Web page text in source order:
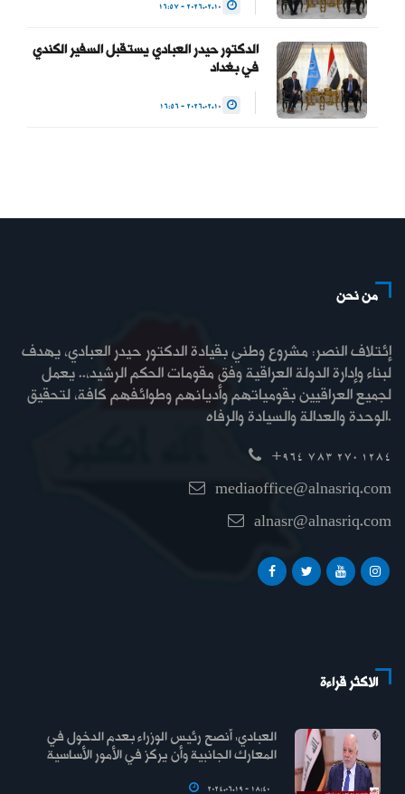
الدكتور حيدر العبادي يستقبل السفير الكندي
في بغداد
من نحن
إئتلاف النصر: مشروع وطني بقيادة الدكتور حيدر العبادي، يهدف
لبناء وإدارة الدولة العراقية وفق مقومات الحكم الرشيد،.. يعمل
لجميع العراقيين بقومياتهم وأديانهم وطوائفهم كافة، لتحقيق
الوحدة والعدالة والسيادة والرفاه.
+964 783 270 1284
mediaoffice@alnasriq.com
alnasr@alnasriq.com
الاكثر قراءة
العبادي: أنصح رئيس الوزراء بعدم الدخول في
المعارك الجانبية وأن يركز في الأمور الأساسية
2024.06.19 - 18:40